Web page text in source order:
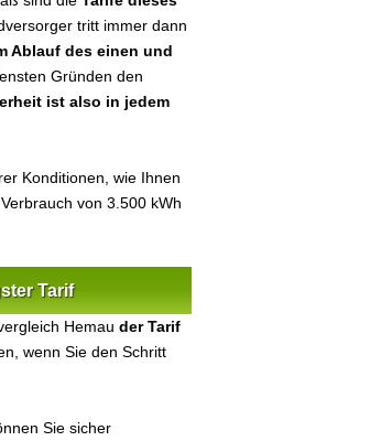
tritt immer dann
Ablauf des einen und
Gründen den
ist also in jedem
Konditionen, wie Ihnen
von 3.500 kWh
Tarif
Hemau der Tarif
wenn Sie den Schritt
Sie sicher